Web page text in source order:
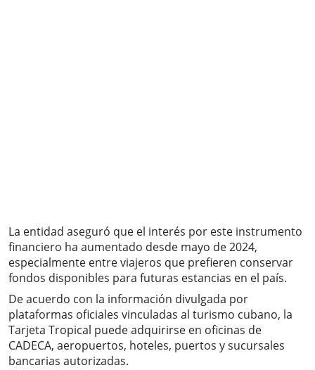
La entidad aseguró que el interés por este instrumento
financiero ha aumentado desde mayo de 2024,
especialmente entre viajeros que prefieren conservar
fondos disponibles para futuras estancias en el país.
De acuerdo con la información divulgada por
plataformas oficiales vinculadas al turismo cubano, la
Tarjeta Tropical puede adquirirse en oficinas de
CADECA, aeropuertos, hoteles, puertos y sucursales
bancarias autorizadas.